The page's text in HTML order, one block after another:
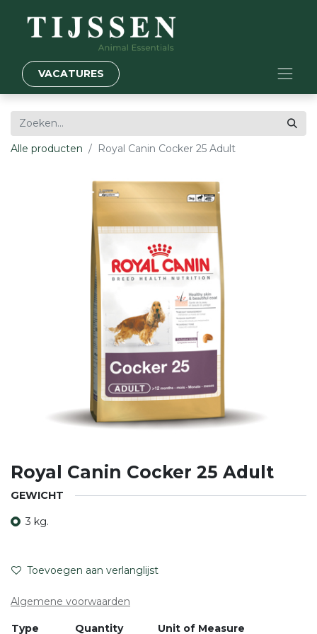
VACATURES
Alle producten Royal Canin Cocker 25 Adult
Royal Canin Cocker 25 Adult
GEWICHT
3 kg.
Toevoegen aan verlanglijst
Algemene voorwaarden
Type Quantity Unit of Measure